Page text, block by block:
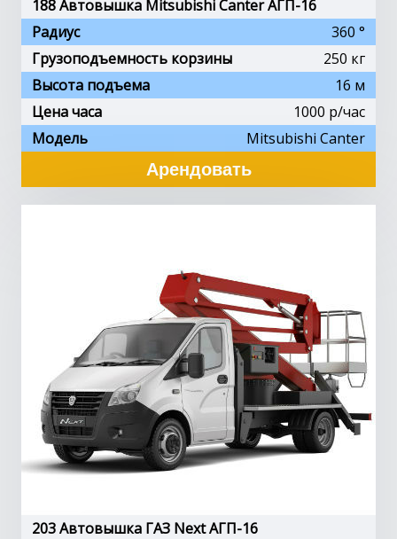
188 Автовышка Mitsubishi Canter АГП-16
Радиус
360 °
Грузоподъемность корзины
250 кг
Высота подъема
16 м
Цена часа
1000 p/час
Модель
Mitsubishi Canter
Арендовать
203 Автовышка ГАЗ Next АГП-16